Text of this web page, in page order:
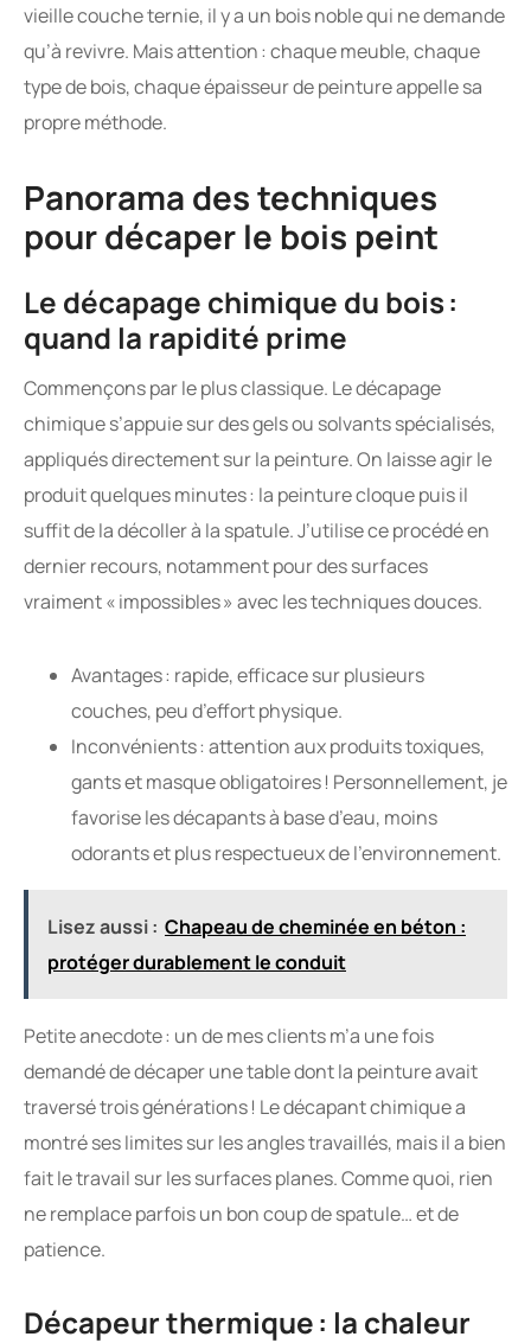
vieille couche ternie, il y a un bois noble qui ne demande
qu’à revivre. Mais attention : chaque meuble, chaque
type de bois, chaque épaisseur de peinture appelle sa
propre méthode.
Panorama des techniques
pour décaper le bois peint
Le décapage chimique du bois :
quand la rapidité prime
Commençons par le plus classique. Le décapage
chimique s’appuie sur des gels ou solvants spécialisés,
appliqués directement sur la peinture. On laisse agir le
produit quelques minutes : la peinture cloque puis il
suffit de la décoller à la spatule. J’utilise ce procédé en
dernier recours, notamment pour des surfaces
vraiment « impossibles » avec les techniques douces.
Avantages : rapide, efficace sur plusieurs
couches, peu d’effort physique.
Inconvénients : attention aux produits toxiques,
gants et masque obligatoires ! Personnellement, je
favorise les décapants à base d’eau, moins
odorants et plus respectueux de l’environnement.
Lisez aussi : Chapeau de cheminée en béton :
protéger durablement le conduit
Petite anecdote : un de mes clients m’a une fois
demandé de décaper une table dont la peinture avait
traversé trois générations ! Le décapant chimique a
montré ses limites sur les angles travaillés, mais il a bien
fait le travail sur les surfaces planes. Comme quoi, rien
ne remplace parfois un bon coup de spatule… et de
patience.
Décapeur thermique : la chaleur